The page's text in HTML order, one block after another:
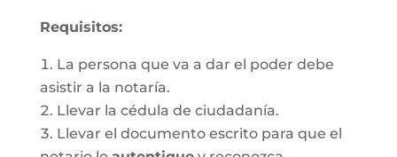
Requisitos:
La persona que va a dar el poder debe
asistir a la notaría.
Llevar la cédula de ciudadanía.
Llevar el documento escrito para que el